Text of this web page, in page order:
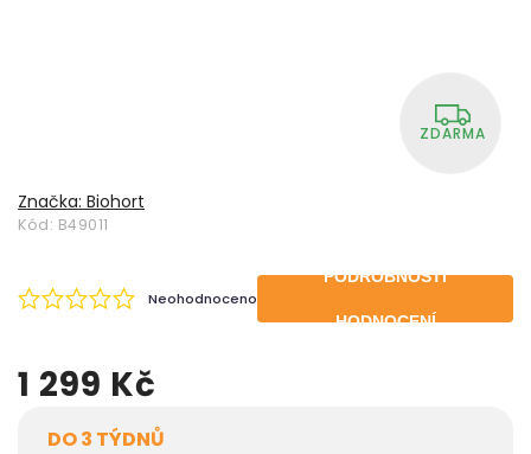
ZDARMA
Značka: Biohort
Kód: B49011
Neohodnoceno
PODROBNOSTI
HODNOCENÍ
1 299 Kč
DO 3 TÝDNŮ